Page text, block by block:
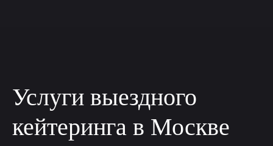
Услуги выездного
кейтеринга в Москве